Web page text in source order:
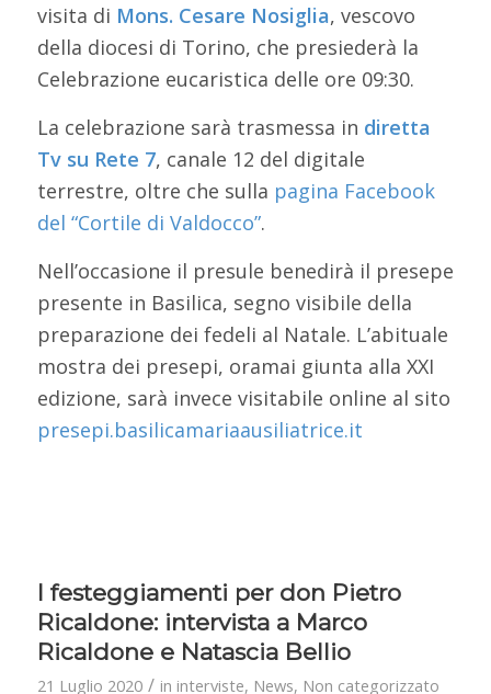
visita di Mons. Cesare Nosiglia, vescovo
della diocesi di Torino, che presiederà la
Celebrazione eucaristica delle ore 09:30.
La celebrazione sarà trasmessa in diretta
Tv su Rete 7, canale 12 del digitale
terrestre, oltre che sulla pagina Facebook
del “Cortile di Valdocco”.
Nell’occasione il presule benedirà il presepe
presente in Basilica, segno visibile della
preparazione dei fedeli al Natale. L’abituale
mostra dei presepi, oramai giunta alla XXI
edizione, sarà invece visitabile online al sito
presepi.basilicamariaausiliatrice.it
I festeggiamenti per don Pietro
Ricaldone: intervista a Marco
Ricaldone e Natascia Bellio
21 Luglio 2020 / in interviste, News, Non categorizzato